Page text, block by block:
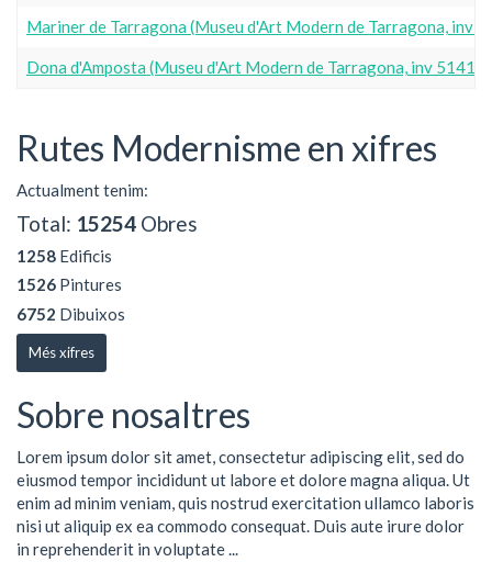
Mariner de Tarragona (Museu d'Art Modern de Tarragona, inv
Dona d'Amposta (Museu d'Art Modern de Tarragona, inv 5141)
Rutes Modernisme en xifres
Actualment tenim:
Total: 15254 Obres
1258 Edificis
1526 Pintures
6752 Dibuixos
Més xifres
Sobre nosaltres
Lorem ipsum dolor sit amet, consectetur adipiscing elit, sed do
eiusmod tempor incididunt ut labore et dolore magna aliqua. Ut
enim ad minim veniam, quis nostrud exercitation ullamco laboris
nisi ut aliquip ex ea commodo consequat. Duis aute irure dolor
in reprehenderit in voluptate ...